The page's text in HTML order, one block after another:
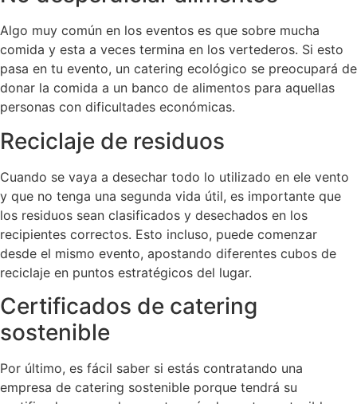
Algo muy común en los eventos es que sobre mucha
comida y esta a veces termina en los vertederos. Si esto
pasa en tu evento, un catering ecológico se preocupará de
donar la comida a un banco de alimentos para aquellas
personas con dificultades económicas.
Reciclaje de residuos
Cuando se vaya a desechar todo lo utilizado en ele vento
y que no tenga una segunda vida útil, es importante que
los residuos sean clasificados y desechados en los
recipientes correctos. Esto incluso, puede comenzar
desde el mismo evento, apostando diferentes cubos de
reciclaje en puntos estratégicos del lugar.
Certificados de catering
sostenible
Por último, es fácil saber si estás contratando una
empresa de catering sostenible porque tendrá su